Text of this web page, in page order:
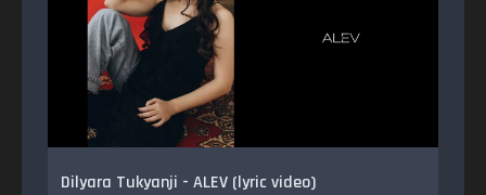
Dilyara Tukyanji - ALEV (lyric video)